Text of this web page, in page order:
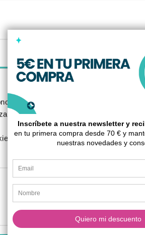
S.L., utilizamos cookies propias y
basada en un perfil elaborado a
rechazarlas o configurarlas según
Preferencias
de autopropulsión que muchos
versiones autopropulsadas y de
Activas
de ruedas activasson unos modelos de
que buscan tener una vida
facilitan la transferencia a conductores
reposapiés de barra única fija. Gracias a
una vida más dinámica y minimizan el gasto
ruedas de Interior
propio nombre indica,este tipo de silla
cubeta extraíble, respaldo reclinable y
y cómodos. Están pensadas para pasar
de interior tienen el chasis rígido, que no